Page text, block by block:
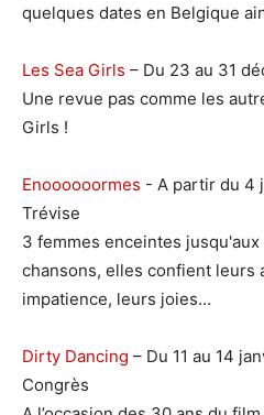
quelques dates en Belgique
Les Sea Girls – Du 23 au 31
Une revue pas comme les
Girls !
Enoooooormes - A partir du 4
Trévise
3 femmes enceintes
chansons, elles confient leurs
impatience, leurs joies…
Dirty Dancing – Du 11 au 14
Congrès